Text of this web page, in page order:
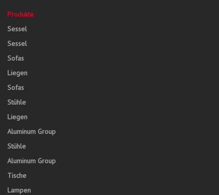
Produkte
Sessel
Sessel
Sofas
Liegen
Sofas
Stühle
Liegen
Aluminum Group
Stühle
Aluminum Group
Tische
Lampen